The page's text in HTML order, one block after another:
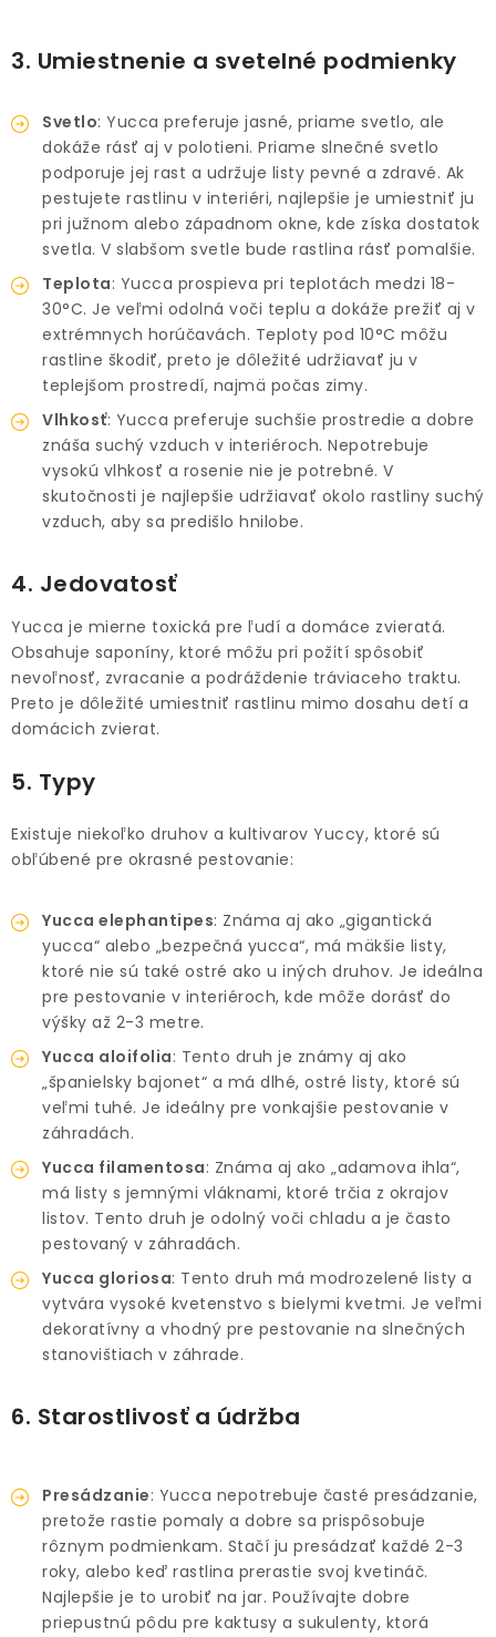
3. Umiestnenie a svetelné podmienky
Svetlo: Yucca preferuje jasné, priame svetlo, ale
dokáže rásť aj v polotieni. Priame slnečné svetlo
podporuje jej rast a udržuje listy pevné a zdravé. Ak
pestujete rastlinu v interiéri, najlepšie je umiestniť ju
pri južnom alebo západnom okne, kde získa dostatok
svetla. V slabšom svetle bude rastlina rásť pomalšie.
Teplota: Yucca prospieva pri teplotách medzi 18-
30°C. Je veľmi odolná voči teplu a dokáže prežiť aj v
extrémnych horúčavách. Teploty pod 10°C môžu
rastline škodiť, preto je dôležité udržiavať ju v
teplejšom prostredí, najmä počas zimy.
Vlhkosť: Yucca preferuje suchšie prostredie a dobre
znáša suchý vzduch v interiéroch. Nepotrebuje
vysokú vlhkosť a rosenie nie je potrebné. V
skutočnosti je najlepšie udržiavať okolo rastliny suchý
vzduch, aby sa predišlo hnilobe.
4. Jedovatosť
Yucca je mierne toxická pre ľudí a domáce zvieratá.
Obsahuje saponíny, ktoré môžu pri požití spôsobiť
nevoľnosť, zvracanie a podráždenie tráviaceho traktu.
Preto je dôležité umiestniť rastlinu mimo dosahu detí a
domácich zvierat.
5. Typy
Existuje niekoľko druhov a kultivarov Yuccy, ktoré sú
obľúbené pre okrasné pestovanie:
Yucca elephantipes: Známa aj ako „gigantická
yucca“ alebo „bezpečná yucca“, má mäkšie listy,
ktoré nie sú také ostré ako u iných druhov. Je ideálna
pre pestovanie v interiéroch, kde môže dorásť do
výšky až 2-3 metre.
Yucca aloifolia: Tento druh je známy aj ako
„španielsky bajonet“ a má dlhé, ostré listy, ktoré sú
veľmi tuhé. Je ideálny pre vonkajšie pestovanie v
záhradách.
Yucca filamentosa: Známa aj ako „adamova ihla“,
má listy s jemnými vláknami, ktoré trčia z okrajov
listov. Tento druh je odolný voči chladu a je často
pestovaný v záhradách.
Yucca gloriosa: Tento druh má modrozelené listy a
vytvára vysoké kvetenstvo s bielymi kvetmi. Je veľmi
dekoratívny a vhodný pre pestovanie na slnečných
stanovištiach v záhrade.
6. Starostlivosť a údržba
Presádzanie: Yucca nepotrebuje časté presádzanie,
pretože rastie pomaly a dobre sa prispôsobuje
rôznym podmienkam. Stačí ju presádzať každé 2-3
roky, alebo keď rastlina prerastie svoj kvetináč.
Najlepšie je to urobiť na jar. Používajte dobre
priepustnú pôdu pre kaktusy a sukulenty, ktorá